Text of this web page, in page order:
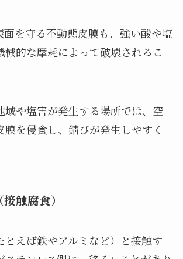
面を守る不動態皮膜も、強い酸や塩
械的な摩耗によって破壊されるこ
域や塩害が発生する場所では、空
膜を侵食し、錆びが発生しやすく
触腐食）
とえば鉄やアルミなど）と接触す